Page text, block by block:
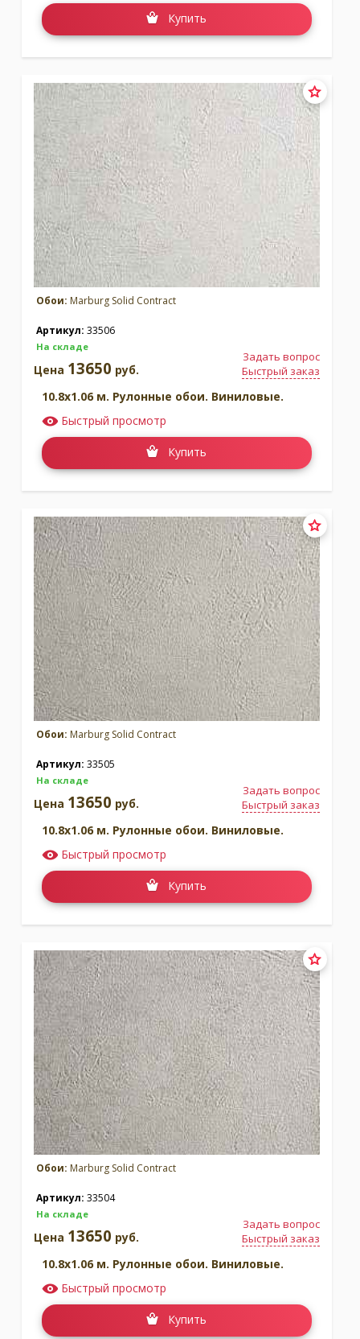
Купить
Обои: Marburg Solid Contract
Артикул: 33506
На складе
Задать вопрос
Быстрый заказ
Цена 13650 руб.
10.8x1.06 м. Рулонные обои. Виниловые.
Быстрый просмотр
Купить
Обои: Marburg Solid Contract
Артикул: 33505
На складе
Задать вопрос
Быстрый заказ
Цена 13650 руб.
10.8x1.06 м. Рулонные обои. Виниловые.
Быстрый просмотр
Купить
Обои: Marburg Solid Contract
Артикул: 33504
На складе
Задать вопрос
Быстрый заказ
Цена 13650 руб.
10.8x1.06 м. Рулонные обои. Виниловые.
Быстрый просмотр
Купить